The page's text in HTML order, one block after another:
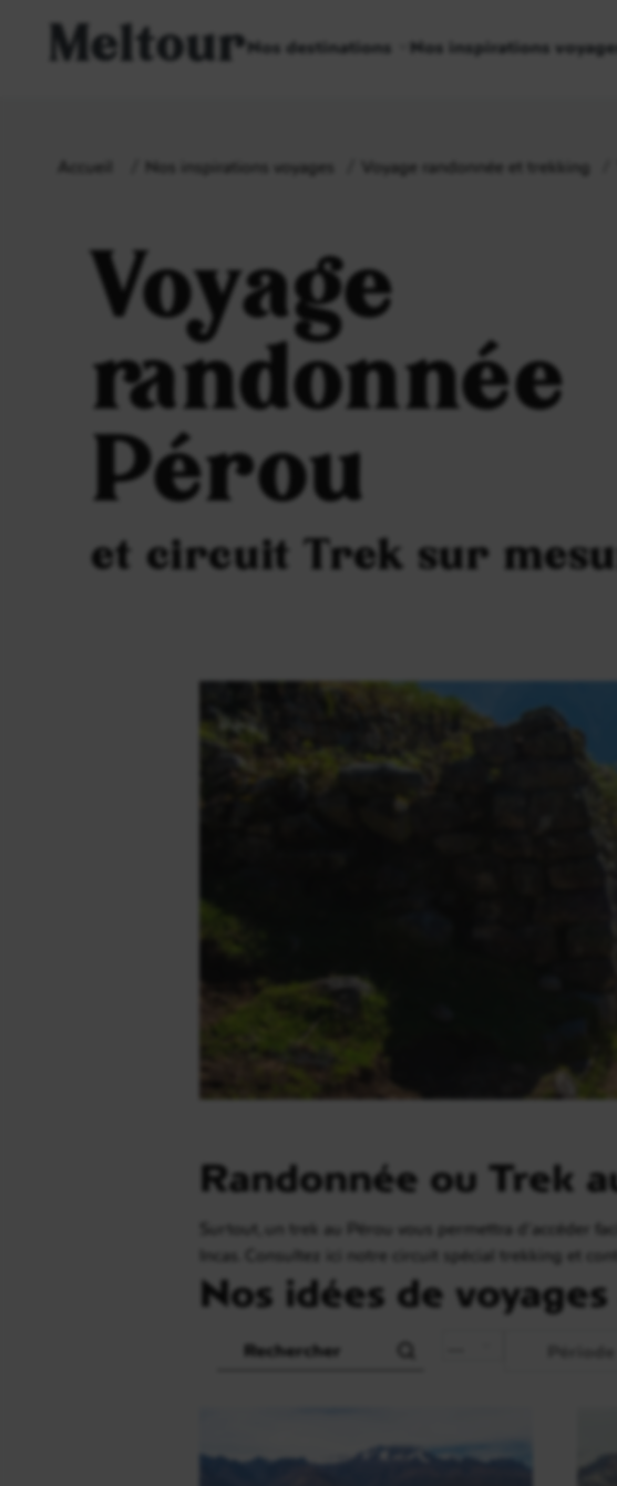
MeltourNos destinations Nos inspirations
Accueil Nos inspirations voyages Voyage randonnée et trekking
Voyage
randonnée
Pérou
et circuit Trek sur
Randonnée ou Trek
Surtout, un trek au Pérou vous permettra d’accéder
Incas. Consultez ici notre circuit spécial trekking et
Nos idées de
Recherche